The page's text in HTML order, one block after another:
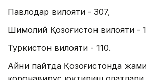
Павлодар вилояти - 307,
Шимолий Қозоғистон вилояти -
Туркистон вилояти - 110.
Айни пайтда Қозоғистонда